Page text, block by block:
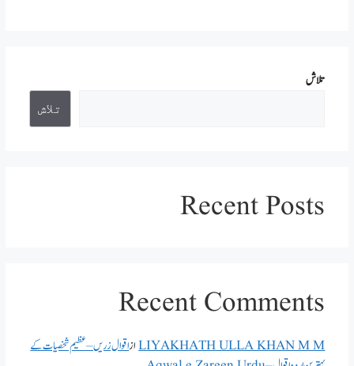
Recent Posts
Recent Comments
LIYAKHATH ULLA KHAN M Mازاقوال زریں – عظیم شخصیات کے